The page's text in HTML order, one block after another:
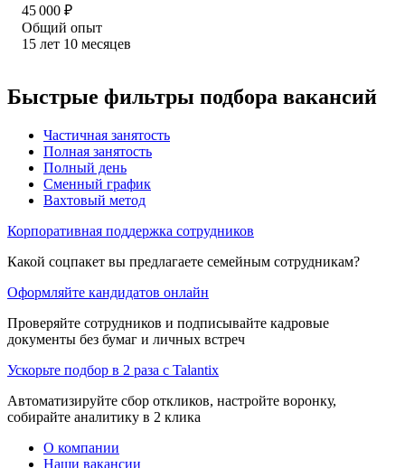
45 000 ₽
Общий опыт
15 лет 10 месяцев
Быстрые фильтры подбора вакансий
Частичная занятость
Полная занятость
Полный день
Сменный график
Вахтовый метод
Корпоративная поддержка сотрудников
Какой соцпакет вы предлагаете семейным сотрудникам?
Оформляйте кандидатов онлайн
Проверяйте сотрудников и подписывайте кадровые
документы без бумаг и личных встреч
Ускорьте подбор в 2 раза с Talantix
Автоматизируйте сбор откликов, настройте воронку,
собирайте аналитику в 2 клика
О компании
Наши вакансии